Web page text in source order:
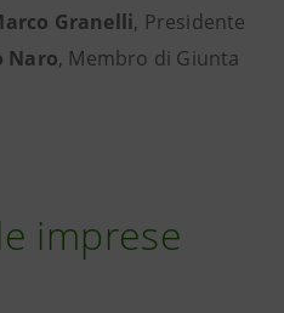
Granelli, Presidente
Naro, Membro di Giunta
imprese